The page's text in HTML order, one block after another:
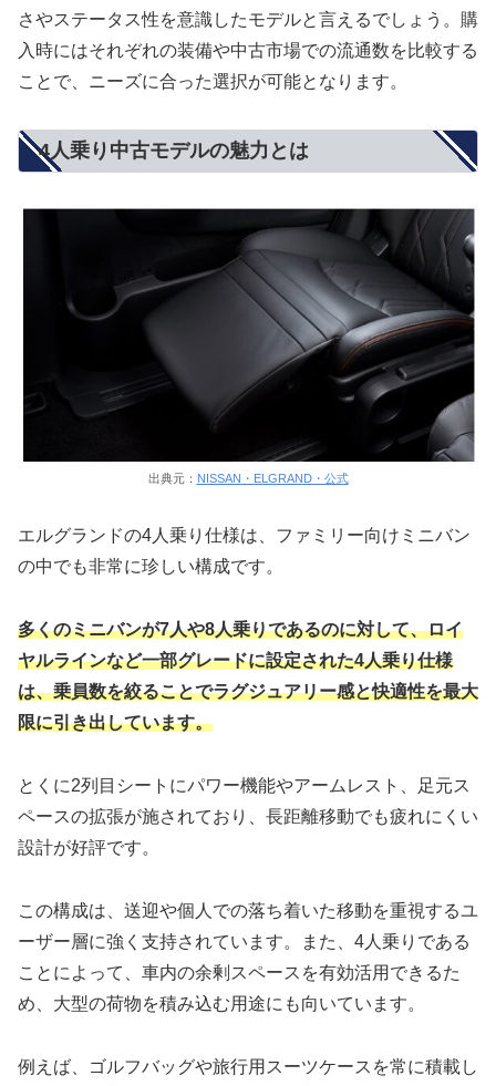
さやステータス性を意識したモデルと言えるでしょう。購
入時にはそれぞれの装備や中古市場での流通数を比較する
ことで、ニーズに合った選択が可能となります。
4人乗り中古モデルの魅力とは
出典元： NISSAN・ELGRAND・公式
エルグランドの4人乗り仕様は、ファミリー向けミニバン
の中でも非常に珍しい構成です。
多くのミニバンが7人や8人乗りであるのに対して、ロイ
ヤルラインなど一部グレードに設定された4人乗り仕様
は、乗員数を絞ることでラグジュアリー感と快適性を最大
限に引き出しています。
とくに2列目シートにパワー機能やアームレスト、足元ス
ペースの拡張が施されており、長距離移動でも疲れにくい
設計が好評です。
この構成は、送迎や個人での落ち着いた移動を重視するユ
ーザー層に強く支持されています。また、4人乗りである
ことによって、車内の余剰スペースを有効活用できるた
め、大型の荷物を積み込む用途にも向いています。
例えば、ゴルフバッグや旅行用スーツケースを常に積載し